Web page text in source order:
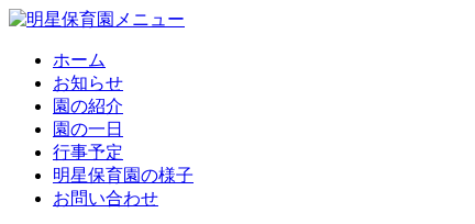
ホーム
お知らせ
園の紹介
園の一日
行事予定
明星保育園の様子
お問い合わせ